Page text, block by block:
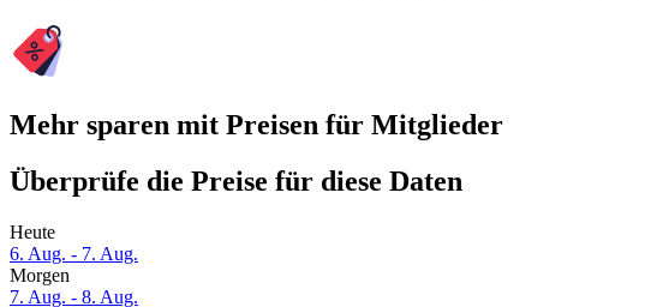
Mehr sparen mit Preisen für Mitglieder
Überprüfe die Preise für diese Daten
Heute
6. Aug. - 7. Aug.
Morgen
7. Aug. - 8. Aug.